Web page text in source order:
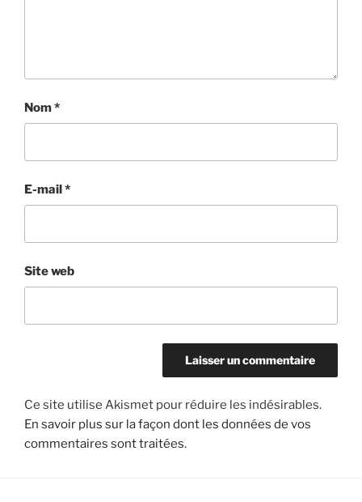
t
Nom*
E-mail*
Site web
Ce site utilise Akismet pour réduire les indésirables.
En savoir plus sur la façon dont les données de vos
commentaires sont traitées.